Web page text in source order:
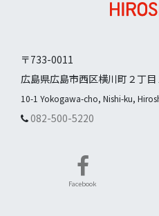
〒733-0011
広島県広島市西区横川町２丁目
10-1 Yokogawa-cho, Nishi-ku,
082-500-5220
Facebook